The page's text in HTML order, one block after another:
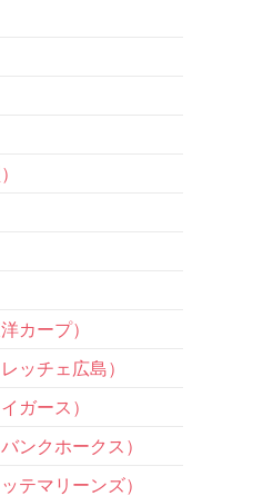
カープ）
ッチェ広島）
ガース）
ンクホークス）
テマリーンズ）